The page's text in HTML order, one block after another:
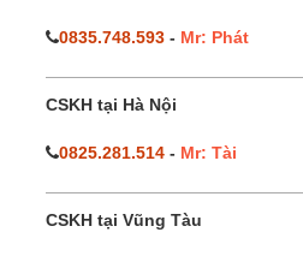
0835.748.593 - Mr: Phát
CSKH tại Hà Nội
0825.281.514 - Mr: Tài
CSKH tại Vũng Tàu